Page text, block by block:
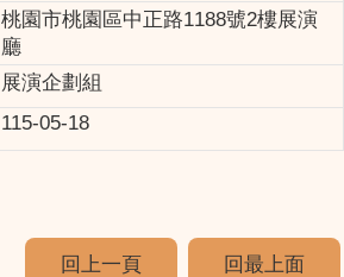
桃園市桃園區中正路1188號2樓展演
廳
展演企劃組
115-05-18
回上一頁 回最上面